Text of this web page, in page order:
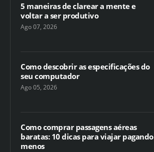
5 maneiras de clarear a mente e
voltar a ser produtivo
Ago 07, 2026
Como descobrir as especificações do
seu computador
Ago 05, 2026
Como comprar passagens aéreas
baratas: 10 dicas para viajar pagando
menos